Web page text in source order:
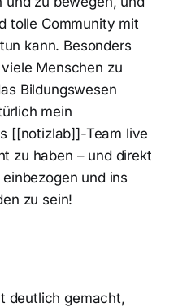
tolle Community mit
kann. Besonders
Menschen zu
Bildungswesen
mein
[[notizlab]]-Team live
zu haben – und direkt
und ins
zu sein!
deutlich gemacht,